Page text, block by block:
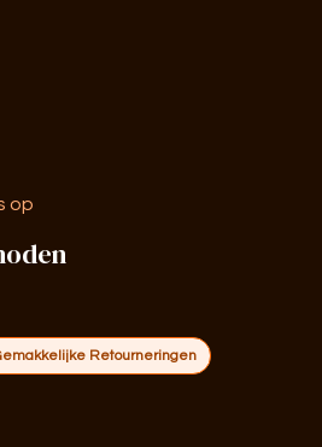
op
Retourneringen